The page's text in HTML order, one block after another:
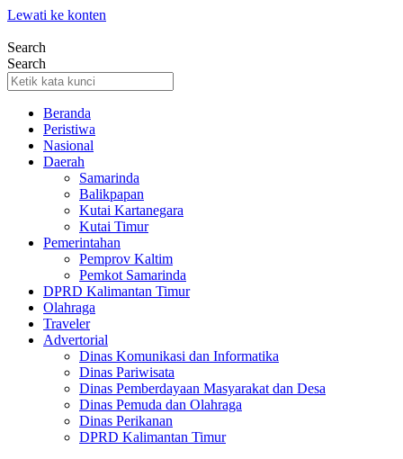
Lewati ke konten
Search
Search
Beranda
Peristiwa
Nasional
Daerah
Samarinda
Balikpapan
Kutai Kartanegara
Kutai Timur
Pemerintahan
Pemprov Kaltim
Pemkot Samarinda
DPRD Kalimantan Timur
Olahraga
Traveler
Advertorial
Dinas Komunikasi dan Informatika
Dinas Pariwisata
Dinas Pemberdayaan Masyarakat dan Desa
Dinas Pemuda dan Olahraga
Dinas Perikanan
DPRD Kalimantan Timur